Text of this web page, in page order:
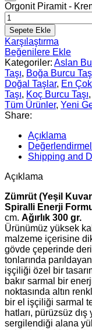
Orgonit Piramit -
Sepete Ekle
Karşılaştırma
Beğenilere Ekle
Kategoriler: Aslan
Taşı, Boğa Burcu
Doğal Taşlar, En
Taşı, Koç Burcu Taşı,
Tüm Ürünler, Yeni
Share:
Açıklama
Shipping and
Açıklama
Zümrüt (Yeşil
Spiralli Enerji
cm. Ağırlık 300 gr.
Ürünümüz yüksek
malzeme içerisine
gövde çeperinde
tonlarında
işçiliği özel bir
bakır sarmal bir
noktasında altın
bir el işçiliği sarmal
hatları, pürüzsüz
sergilendiği alana